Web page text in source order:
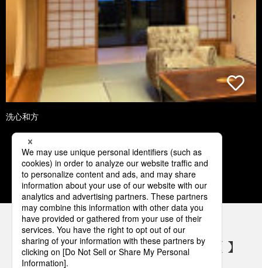
洗心和方
1 2 3 4 5
パナソニックの電気設備 SNSアカウント